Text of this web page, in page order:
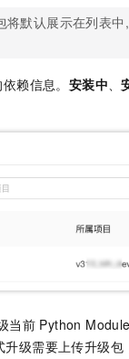
将默认展示在列表
赖信息。 安装中 、
当前 Python
级需要上传升级包